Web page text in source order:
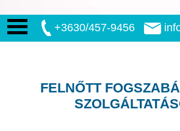
+3630/457-9456
FELNŐTT